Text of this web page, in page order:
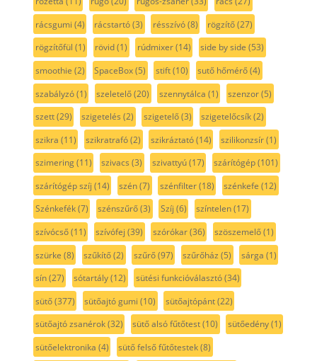
rácsgumi (4) rácstartó(3) résszívó(8) rögzítő(27)
rögzítőfül (1) rövid(1) rúdmixer(14) side by side (53)
smoothie (2) SpaceBox(5) stift(10) sutő hőmérő(4)
szabályzó(1) szeletelő(20) szennytálca (1) szenzor(5)
szett(29) szigetelés (2) szigetelő(3) szigetelőcsík(2)
szikra (11) szikratrafó(2) szikráztató(14) szilikonzsír(1)
szimering(11) szivacs (3) szivattyú(17) szárítógép(101)
szárítógép szíj (14) szén(7) szénfilter(18) szénkefe (12)
Szénkefék(7) szénszűrő(3) Szíj (6) színtelen(17)
szívócső(11) szívófej (39) szórókar(36) szöszemelő(1)
szürke (8) szűkítő(2) szűrő(97) szűrőház (5) sárga (1)
sín(27) sótartály(12) sütési funkcióválasztó(34)
sütő(377) sütőajtó gumi (10) sütőajtópánt(22)
sütőajtó zsanérok(32) sütő alsó fűtőtest(10) sütőedény(1)
sütőelektronika (4) sütő felső fűtőtestek(8)